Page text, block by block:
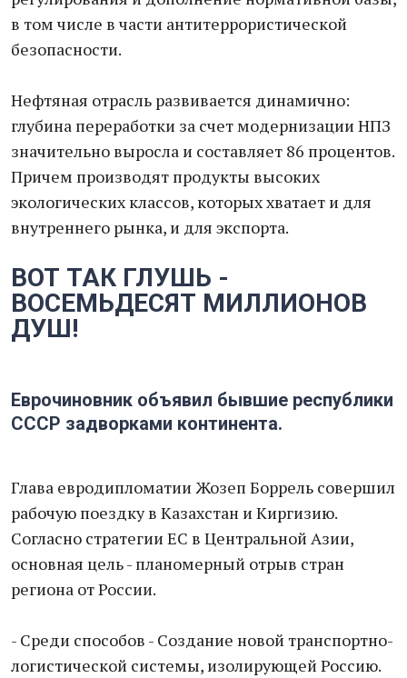
в том числе в части антитеррористической
безопасности.
Нефтяная отрасль развивается динамично:
глубина переработки за счет модернизации НПЗ
значительно выросла и составляет 86 процентов.
Причем производят продукты высоких
экологических классов, которых хватает и для
внутреннего рынка, и для экспорта.
ВОТ ТАК ГЛУШЬ -
ВОСЕМЬДЕСЯТ МИЛЛИОНОВ
ДУШ!
Еврочиновник объявил бывшие республики
СССР задворками континента.
Глава евродипломатии Жозеп Боррель совершил
рабочую поездку в Казахстан и Киргизию.
Согласно стратегии ЕС в Центральной Азии,
основная цель - планомерный отрыв стран
региона от России.
- Среди способов - Создание новой транспортно-
логистической системы, изолирующей Россию.